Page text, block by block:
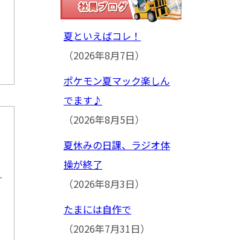
夏といえばコレ！
（2026年8月7日）
ポケモン夏マック楽しん
でます♪
（2026年8月5日）
夏休みの日課、ラジオ体
操が終了
（2026年8月3日）
たまには自作で
（2026年7月31日）